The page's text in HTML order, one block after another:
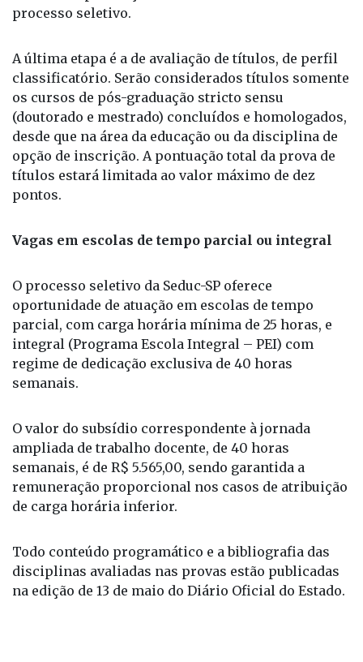
processo seletivo.
A última etapa é a de avaliação de títulos, de perfil
classificatório. Serão considerados títulos somente
os cursos de pós-graduação stricto sensu
(doutorado e mestrado) concluídos e homologados,
desde que na área da educação ou da disciplina de
opção de inscrição. A pontuação total da prova de
títulos estará limitada ao valor máximo de dez
pontos.
Vagas em escolas de tempo parcial ou integral
O processo seletivo da Seduc-SP oferece
oportunidade de atuação em escolas de tempo
parcial, com carga horária mínima de 25 horas, e
integral (Programa Escola Integral – PEI) com
regime de dedicação exclusiva de 40 horas
semanais.
O valor do subsídio correspondente à jornada
ampliada de trabalho docente, de 40 horas
semanais, é de R$ 5.565,00, sendo garantida a
remuneração proporcional nos casos de atribuição
de carga horária inferior.
Todo conteúdo programático e a bibliografia das
disciplinas avaliadas nas provas estão publicadas
na edição de 13 de maio do Diário Oficial do Estado.